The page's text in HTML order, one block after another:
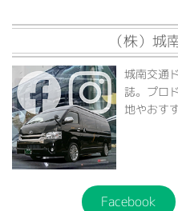
（株）城
城南交通
誌。プロ
地やおす
Facebook